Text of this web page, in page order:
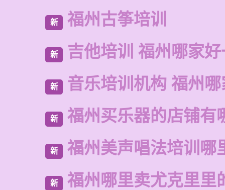
新 福州古筝培训
新 吉他培训 福州哪家
新 音乐培训机构 福州
新 福州买乐器的店铺有
新 福州美声唱法培训哪
新 福州哪里卖尤克里里